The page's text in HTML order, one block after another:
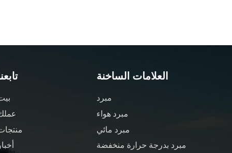
العلامات الساخنة
مبرد
مبرد هواء
مبرد مائي
مبرد بدرجة حرارة منخفضة